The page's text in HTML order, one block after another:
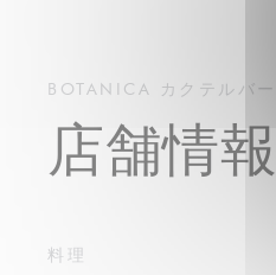
BOTANICA カクテルバー
店舗情報
料理